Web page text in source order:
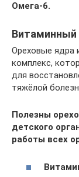
Омега-6.
Витаминный
Ореховые ядра
комплекс,
для
тяжёлой
Полезны
детского
работы всех